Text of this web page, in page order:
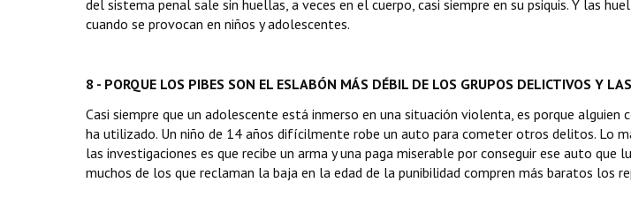
del sistema penal sale sin huellas, a veces en el cuerpo, casi siempre en su psiquis. Y las
cuando se provocan en niños y adolescentes.
8 - PORQUE LOS PIBES SON EL ESLABÓN MÁS DÉBIL DE LOS GRUPOS DELICTIVOS Y
Casi siempre que un adolescente está inmerso en una situación violenta, es porque alguien
ha utilizado. Un niño de 14 años difícilmente robe un auto para cometer otros delitos. Lo
las investigaciones es que recibe un arma y una paga miserable por conseguir ese auto que
muchos de los que reclaman la baja en la edad de la punibilidad compren más baratos los